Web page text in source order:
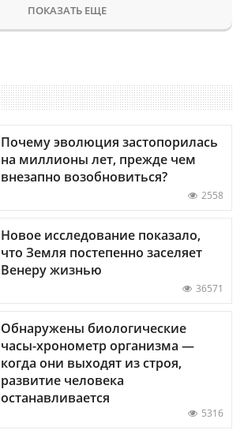
ПОКАЗАТЬ ЕЩЕ
Почему эволюция застопорилась
на миллионы лет, прежде чем
внезапно возобновиться?
2558
Новое исследование показало,
что Земля постепенно заселяет
Венеру жизнью
36571
Обнаружены биологические
часы-хронометр организма —
когда они выходят из строя,
развитие человека
останавливается
5316